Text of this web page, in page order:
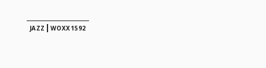
JAZZ | WOXX1592